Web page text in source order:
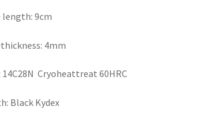
length: 9cm
4mm
14C28N Cryoheattreat 60HRC
Black Kydex